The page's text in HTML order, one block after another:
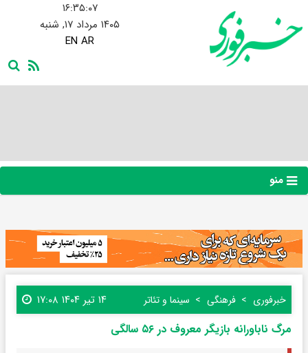
۱۶:۳۵:۰۸
۱۴۰۵ مرداد ۱۷, شنبه
EN AR
منو
خبرفوری فرهنگی سینما و تئاتر ۱۴ تیر ۱۴۰۴ ۱۷:۰۸
مرگ ناباورانه‌ بازیگر معروف در ۵۶ سالگی